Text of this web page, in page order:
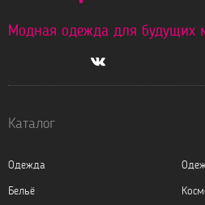
Модная одежда для будущих
Каталог
Одежда
Бельё